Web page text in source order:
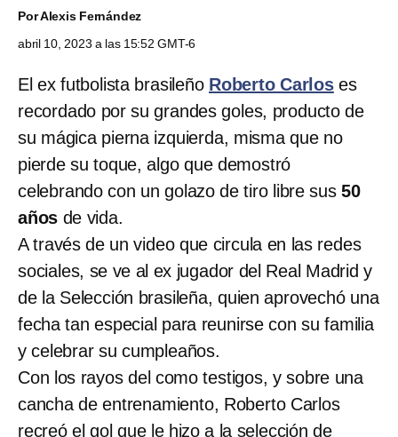
PorAlexis Fernández
abril 10, 2023 a las 15:52 GMT-6
El ex futbolista brasileño Roberto Carlos es
recordado por su grandes goles, producto de
su mágica pierna izquierda, misma que no
pierde su toque, algo que demostró
celebrando con un golazo de tiro libre sus50
años de vida.
A través de un video que circula en las redes
sociales, se ve al ex jugador del Real Madrid y
de la Selección brasileña, quien aprovechó una
fecha tan especial para reunirse con su familia
y celebrar su cumpleaños.
Con los rayos del como testigos, y sobre una
cancha de entrenamiento, Roberto Carlos
recreó el gol que le hizo a la selección de